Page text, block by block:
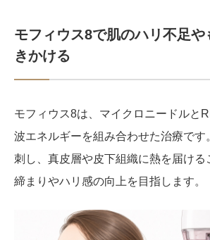
モフィウス8で肌のハリ不足や
きかける
モフィウス8は、マイクロニードルと
波エネルギーを組み合わせた治療です
刺し、真皮層や皮下組織に熱を届ける
締まりやハリ感の向上を目指します。